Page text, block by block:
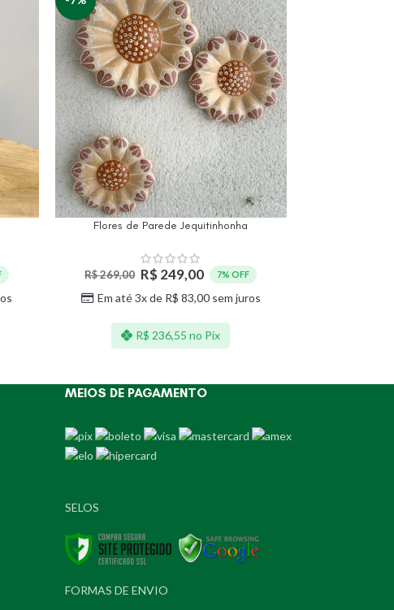
Flores de Parede Jequitinhonha
R$269,00 R$249,00 7% OFF
Em até 3x de R$ 83,00sem juros
R$ 236,55 no Pix
MEIOS DE PAGAMENTO
SELOS
FORMAS DE ENVIO